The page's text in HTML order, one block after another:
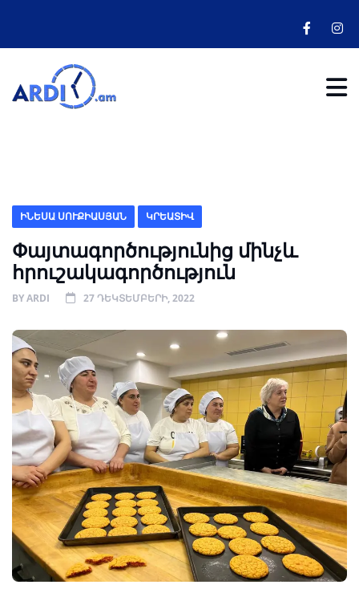
ԻՆԵՍԱ ՍՈՒՔԻԱՍՅԱՆ ԿՐԵԱՏԻՎ
Փայտագործությունից մինչև
հրուշակագործություն
BYARDI 27 ԴԵԿՏԵՄԲԵՐԻ, 2022